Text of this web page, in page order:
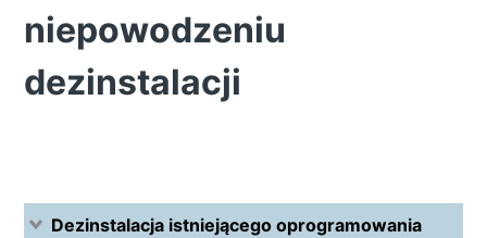
niepowodzeniu
dezinstalacji
Dezinstalacja istniejącego oprogramowania